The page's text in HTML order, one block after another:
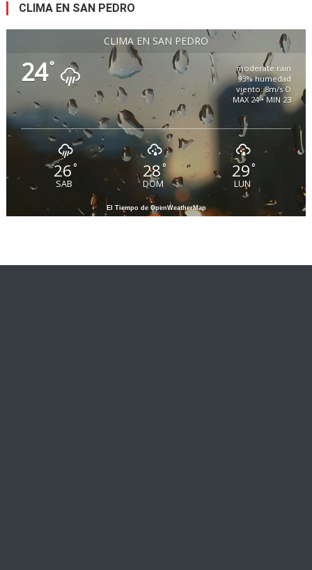
CLIMA EN SAN PEDRO
CLIMA EN SAN PEDRO
24°
moderate rain
93% humedad
viento: 8m/s O
MAX 24 • MIN 23
26°
SAB
28 °
DOM
29°
LUN
El Tiempo de OpenWeatherMap